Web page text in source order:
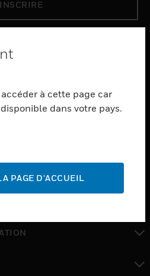
à cette page car
dans votre pays.
PAGE D'ACCUEIL